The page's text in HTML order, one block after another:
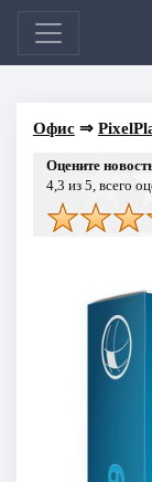
Офис⇒
Оцените
4,3 из 5, всего